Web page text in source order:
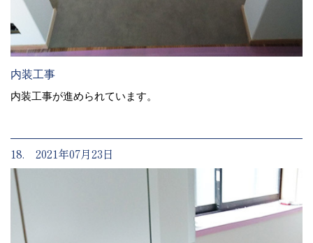
内装工事
内装工事が進められています。
18. 2021年07月23日